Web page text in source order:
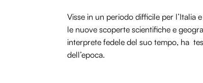
Visse in un periodo difficile per l’Italia
le nuove scoperte scientifiche e
interprete fedele del suo tempo, ha
dell’epoca.